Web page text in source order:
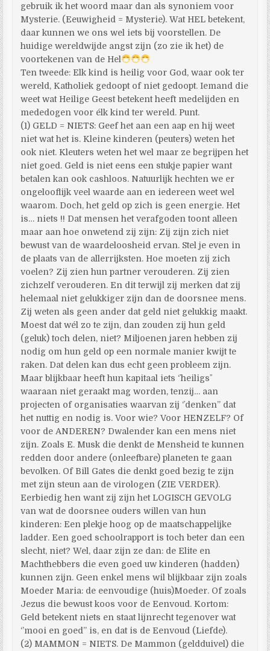
gebruik ik het woord maar dan als synoniem voor
Mysterie. (Eeuwigheid = Mysterie). Wat HEL betekent,
daar kunnen we ons wel iets bij voorstellen. De
huidige wereldwijde angst zijn (zo zie ik het) de
voortekenen van de Hel
Ten tweede: Elk kind is heilig voor God, waar ook ter
wereld, Katholiek gedoopt of niet gedoopt. Iemand die
weet wat Heilige Geest betekent heeft medelijden en
mededogen voor élk kind ter wereld. Punt.
(1) GELD = NIETS: Geef het aan een aap en hij weet
niet wat het is. Kleine kinderen (peuters) weten het
ook niet. Kleuters weten het wel maar ze begrijpen het
niet goed. Geld is niet eens een stukje papier want
betalen kan ook cashloos. Natuurlijk hechten we er
ongelooflijk veel waarde aan en iedereen weet wel
waarom. Doch, het geld op zich is geen energie. Het
is… niets !! Dat mensen het verafgoden toont alleen
maar aan hoe onwetend zij zijn: Zij zijn zich niet
bewust van de waardeloosheid ervan. Stel je even in
de plaats van de allerrijksten. Hoe moeten zij zich
voelen? Zij zien hun partner verouderen. Zij zien
zichzelf verouderen. En dit terwijl zij merken dat zij
helemaal niet gelukkiger zijn dan de doorsnee mens.
Zij weten als geen ander dat geld niet gelukkig maakt.
Moest dat wél zo te zijn, dan zouden zij hun geld
(geluk) toch delen, niet? Miljoenen jaren hebben zij
nodig om hun geld op een normale manier kwijt te
raken. Dat delen kan dus echt geen probleem zijn.
Maar blijkbaar heeft hun kapitaal iets ‘ʼheiligsʼʼ
waaraan niet geraakt mag worden, tenzij… aan
projecten of organisaties waarvan zij ‘ʼdenken’’ dat
het nuttig en nodig is. Voor wie? Voor HENZELF? Of
voor de ANDEREN? Dwalender kan een mens niet
zijn. Zoals E. Musk die denkt de Mensheid te kunnen
redden door andere (onleefbare) planeten te gaan
bevolken. Of Bill Gates die denkt goed bezig te zijn
met zijn steun aan de virologen (ZIE VERDER).
Eerbiedig hen want zij zijn het LOGISCH GEVOLG
van wat de doorsnee ouders willen van hun
kinderen: Een plekje hoog op de maatschappelijke
ladder. Een goed schoolrapport is toch beter dan een
slecht, niet? Wel, daar zijn ze dan: de Elite en
Machthebbers die even goed uw kinderen (hadden)
kunnen zijn. Geen enkel mens wil blijkbaar zijn zoals
Moeder Maria: de eenvoudige (huis)Moeder. Of zoals
Jezus die bewust koos voor de Eenvoud. Kortom:
Geld betekent niets en staat lijnrecht tegenover wat
‘’mooi en goed’’ is, en dat is de Eenvoud (Liefde).
(2) MAMMON = NIETS. De Mammon (geldduivel) die